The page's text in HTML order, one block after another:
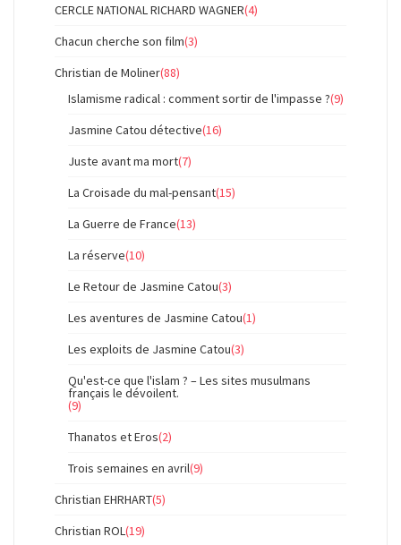
CERCLE NATIONAL RICHARD WAGNER(4)
Chacun cherche son film(3)
Christian de Moliner(88)
Islamisme radical : comment sortir de l'impasse ?(9)
Jasmine Catou détective(16)
Juste avant ma mort(7)
La Croisade du mal-pensant(15)
La Guerre de France(13)
La réserve(10)
Le Retour de Jasmine Catou(3)
Les aventures de Jasmine Catou(1)
Les exploits de Jasmine Catou(3)
Qu'est-ce que l'islam ? – Les sites musulmans
français le dévoilent.
(9)
Thanatos et Eros(2)
Trois semaines en avril(9)
Christian EHRHART(5)
Christian ROL (19)